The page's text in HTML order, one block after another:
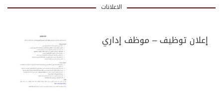
الاعلانات
إعلان توظيف – موظف إداري